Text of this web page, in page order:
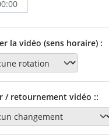
la vidéo (sens horaire) :
/ retournement vidéo ::